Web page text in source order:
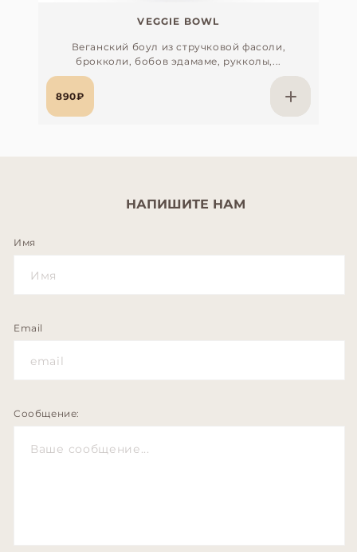
VEGGIE BOWL
Веганский боул из стручковой фасоли,
брокколи, бобов эдамаме, рукколы,...
890₽
НАПИШИТЕ НАМ
Имя
Email
Сообщение: